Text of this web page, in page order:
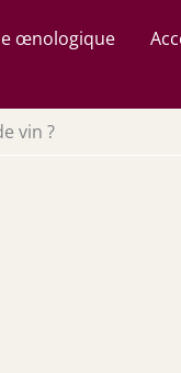
œnologique
vin ?